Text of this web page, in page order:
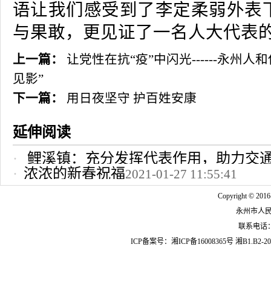
语让我们感受到了李定柔弱外表
与果敢，更见证了一名人大代表
上一篇：
让党性在抗“疫”中闪光------永州人
见影”
下一篇：
用日夜坚守 护百姓安康
延伸阅读
鲤溪镇：充分发挥代表作用，助力交
2022-10-24 12:09:37
浓浓的新春祝福2021-01-27 11:55:41
Copyright ©
永州市人
联系电话
ICP备案号： 湘ICP备16008365号 湘B1.B2-